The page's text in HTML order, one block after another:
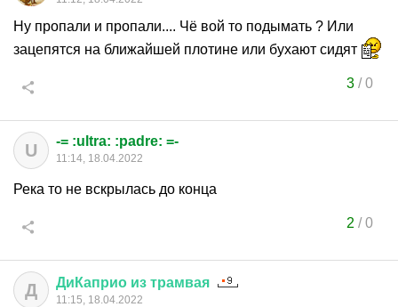
Ну пропали и пропали.... Чё вой то подымать ? Или
зацепятся на ближайшей плотине или бухают сидят
3/0
U -= :ultra: :padre: =-
11:14, 18.04.2022
Река то не вскрылась до конца
2 /0
Д ДиКаприо из трамвая
11:15, 18.04.2022